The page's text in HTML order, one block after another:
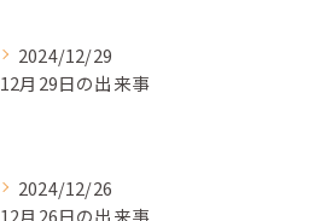
2024/12/29
12月29日の出来事
2024/12/26
12月26日の出来事